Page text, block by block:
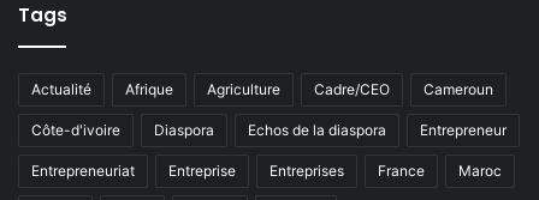
Tags
Actualité Afrique Agriculture Cadre/CEO Cameroun
Côte-d'ivoire Diaspora Echos de la diaspora Entrepreneur
Entrepreneuriat Entreprise Entreprises France Maroc